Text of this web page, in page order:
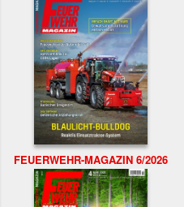
FEUERWEHR-MAGAZIN 6/2026